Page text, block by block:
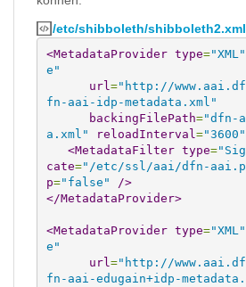
/etc/shibboleth/shibboleth2.xml
<MetadataProvider type="XML"
e"
url="http://
fn-aai-idp-metadata.xml"
backingFilePath="dfn-
a.xml"
reloadInterval="3600"
<MetadataFilter type=
cate="/etc/ssl/aai/dfn-
p="false"
/>
</MetadataProvider>
<MetadataProvider type="XML"
e"
url="http://
fn-aai-edugain+idp-